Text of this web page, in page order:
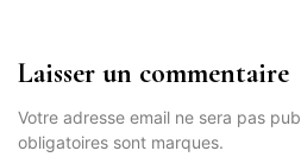
Laisser un commentaire
Votre adresse email ne sera pas
obligatoires sont marques.